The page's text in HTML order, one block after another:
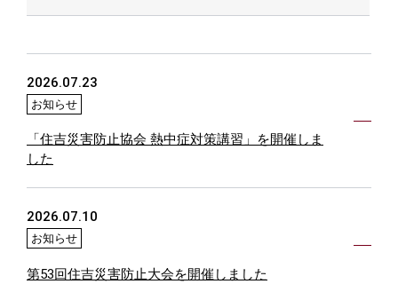
2026.07.23
お知らせ
「住吉災害防止協会 熱中症対策講習」を開催しま
した
2026.07.10
お知らせ
第53回住吉災害防止大会を開催しました